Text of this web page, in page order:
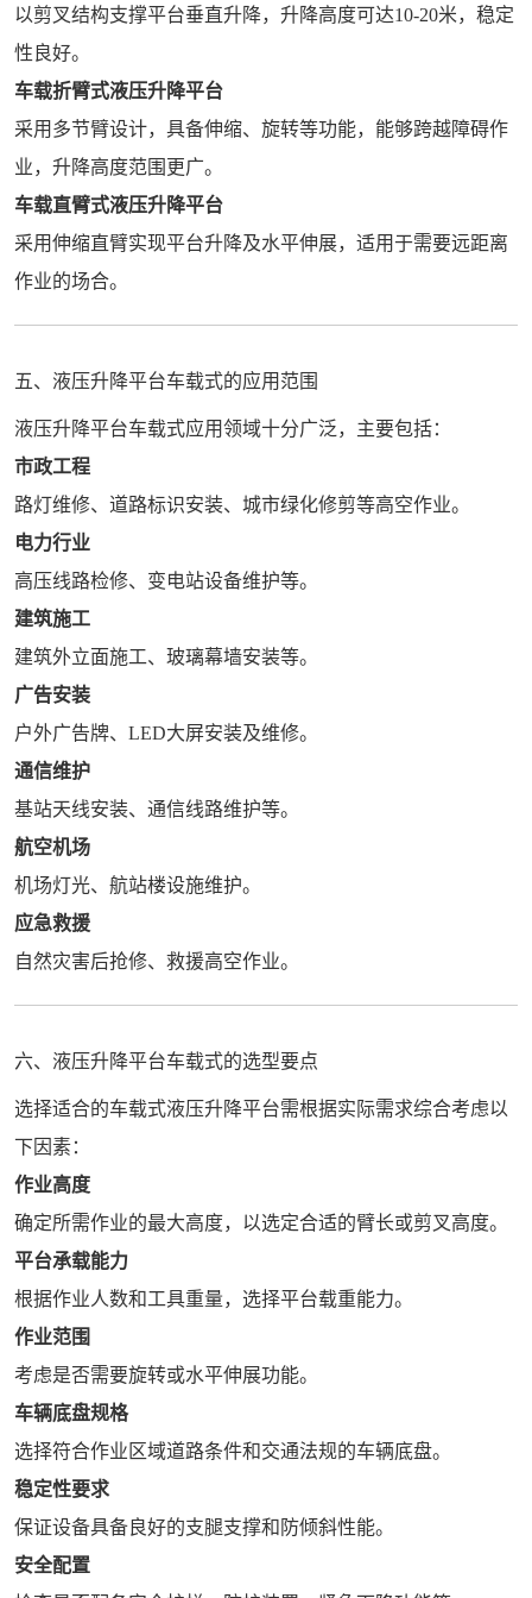
以剪叉结构支撑平台垂直升降，升降高度可达10-20米，稳定
性良好。
车载折臂式液压升降平台
采用多节臂设计，具备伸缩、旋转等功能，能够跨越障碍作
业，升降高度范围更广。
车载直臂式液压升降平台
采用伸缩直臂实现平台升降及水平伸展，适用于需要远距离
作业的场合。
五、液压升降平台车载式的应用范围
液压升降平台车载式应用领域十分广泛，主要包括：
市政工程
路灯维修、道路标识安装、城市绿化修剪等高空作业。
电力行业
高压线路检修、变电站设备维护等。
建筑施工
建筑外立面施工、玻璃幕墙安装等。
广告安装
户外广告牌、LED大屏安装及维修。
通信维护
基站天线安装、通信线路维护等。
航空机场
机场灯光、航站楼设施维护。
应急救援
自然灾害后抢修、救援高空作业。
六、液压升降平台车载式的选型要点
选择适合的车载式液压升降平台需根据实际需求综合考虑以
下因素：
作业高度
确定所需作业的最大高度，以选定合适的臂长或剪叉高度。
平台承载能力
根据作业人数和工具重量，选择平台载重能力。
作业范围
考虑是否需要旋转或水平伸展功能。
车辆底盘规格
选择符合作业区域道路条件和交通法规的车辆底盘。
稳定性要求
保证设备具备良好的支腿支撑和防倾斜性能。
安全配置